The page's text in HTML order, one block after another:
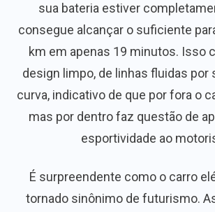
sua bateria estiver
consegue alcançar o suficiente
km em apenas 19 minutos. Isso
design limpo, de linhas fluidas por
curva, indicativo de que por fora o
mas por dentro faz questão de
esportividade ao
É surpreendente como o carro
tornado sinônimo de futurismo.